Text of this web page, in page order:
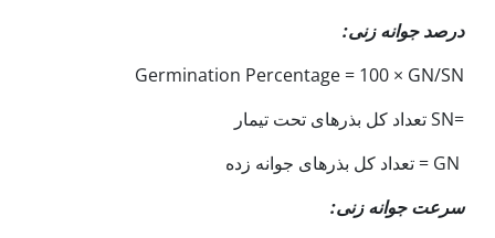
درصد جوانه زنی:
Germination Percentage = 100 × GN/SN
=SN تعداد کل بذرهای تحت تیمار
سرعت جوانه زنی: